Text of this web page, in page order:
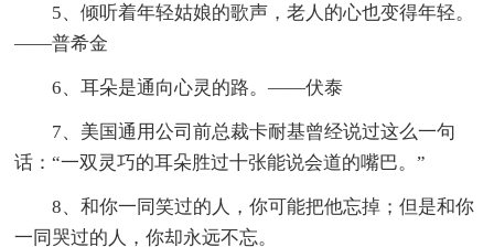
5、倾听着年轻姑娘的歌声，老人的心也变得年轻。
——普希金
6、耳朵是通向心灵的路。——伏泰
7、美国通用公司前总裁卡耐基曾经说过这么一句
话：“一双灵巧的耳朵胜过十张能说会道的嘴巴。”
8、和你一同笑过的人，你可能把他忘掉；但是和你
一同哭过的人，你却永远不忘。